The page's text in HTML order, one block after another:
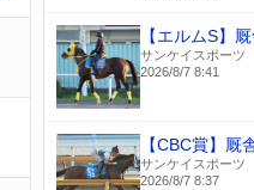
【エルムS】
サンケイスポーツ
2026/8/7 8:41
【CBC賞】厩
サンケイスポーツ
2026/8/7 8:37